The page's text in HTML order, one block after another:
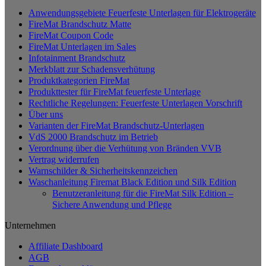
Anwendungsgebiete Feuerfeste Unterlagen für Elektrogeräte
FireMat Brandschutz Matte
FireMat Coupon Code
FireMat Unterlagen im Sales
Infotainment Brandschutz
Merkblatt zur Schadensverhütung
Produktkategorien FireMat
Produkttester für FireMat feuerfeste Unterlage
Rechtliche Regelungen: Feuerfeste Unterlagen Vorschrift
Über uns
Varianten der FireMat Brandschutz-Unterlagen
VdS 2000 Brandschutz im Betrieb
Verordnung über die Verhütung von Bränden VVB
Vertrag widerrufen
Warnschilder & Sicherheitskennzeichen
Waschanleitung Firemat Black Edition und Silk Edition
Benutzeranleitung für die FireMat Silk Edition –
Sichere Anwendung und Pflege
Unternehmen
Affiliate Dashboard
AGB